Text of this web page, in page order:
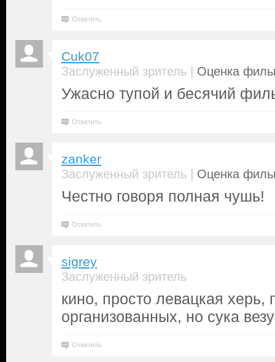
Ответить
Cuk07
Заслуженный зритель | Оценка
Ужасно тупой и бесячий
Ответить
zanker
Заслуженный зритель | Оценка
Честно говоря полная чушь!
Ответить
sigrey
Заслуженный зритель
кино, просто левацкая херь,
организованных, но сука
Ответить